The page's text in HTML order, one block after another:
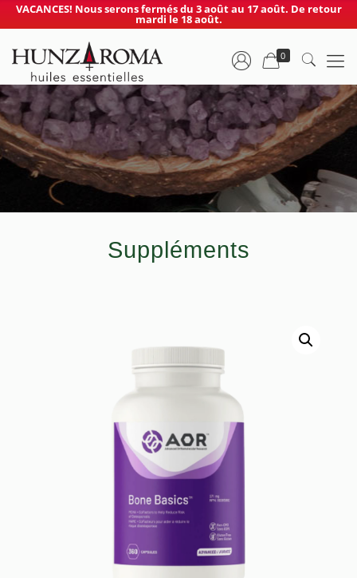
VACANCES! Nous serons fermés du 3 août au 17 août. De retour
mardi le 18 août.
0
Suppléments